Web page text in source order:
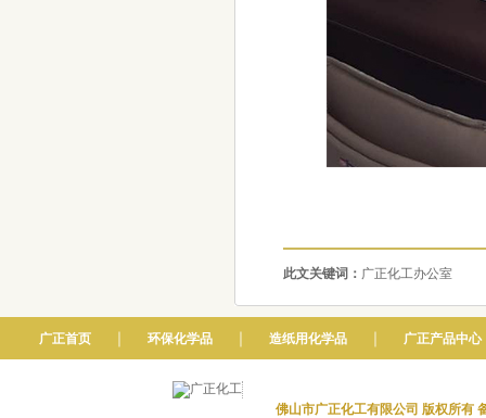
此文关键词： 广正化工办公室
广正首页 ｜ 环保化学品 ｜ 造纸用化学品 ｜ 广正产品中心
佛山市广正化工有限公司 版权所有